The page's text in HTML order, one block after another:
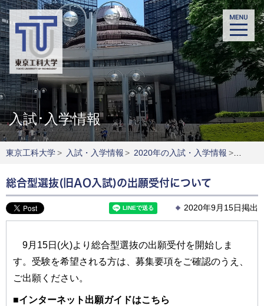
入試･入学情報
東京工科大学> 入試・入学情報 > 2020年の入試・入学情報 >
総合型選抜(旧AO入試)の出願受付について
2020年9月15日掲出
9月15日(火)より総合型選抜の出願受付を開始しま
す。受験を希望される方は、募集要項をご確認のうえ、
ご出願ください。
■インターネット出願ガイドはこちら